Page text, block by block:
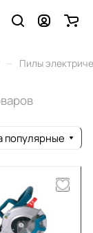
– Пилы
популярные